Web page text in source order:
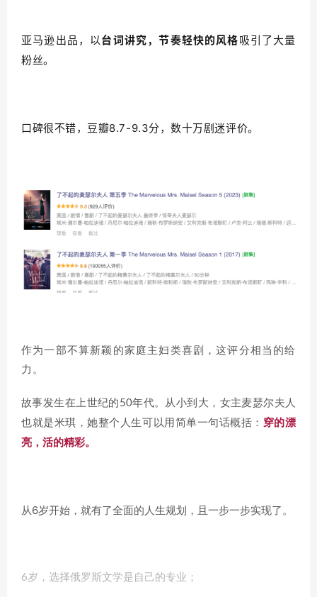
亚马逊出品，以台词讲究，节奏轻快的风格吸引了大量
粉丝。
口碑很不错，豆瓣8.7-9.3分，数十万剧迷评价。
作为一部不算新颖的家庭主妇类喜剧，这评分相当的给
力。
故事发生在上世纪的50年代。 从小到大，女主麦瑟尔夫人
也就是米琪，她整个人生可以用简单一句话概括： 穿的漂
亮，活的精彩。
从6岁开始，就有了全面的人生规划，且一步一步实现了。
6岁，选择俄罗斯文学是自己的专业；